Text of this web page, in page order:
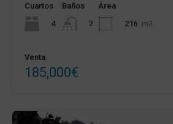
Cuartos
4
Baños
2
Área
216 m2
Venta
185,000€